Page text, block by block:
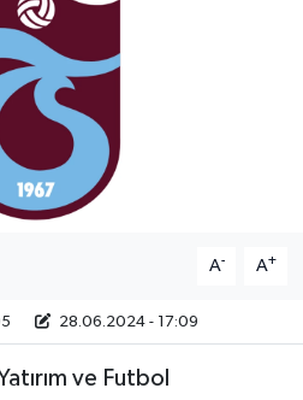
A- A+
28.06.2024 - 17:09
ve Futbol